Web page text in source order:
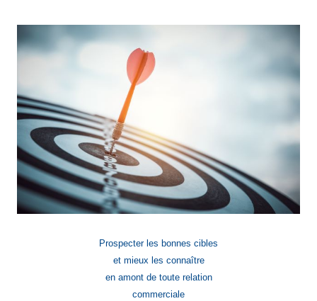
Prospecter les bonnes cibles
et mieux les connaître
en amont de toute relation
commerciale